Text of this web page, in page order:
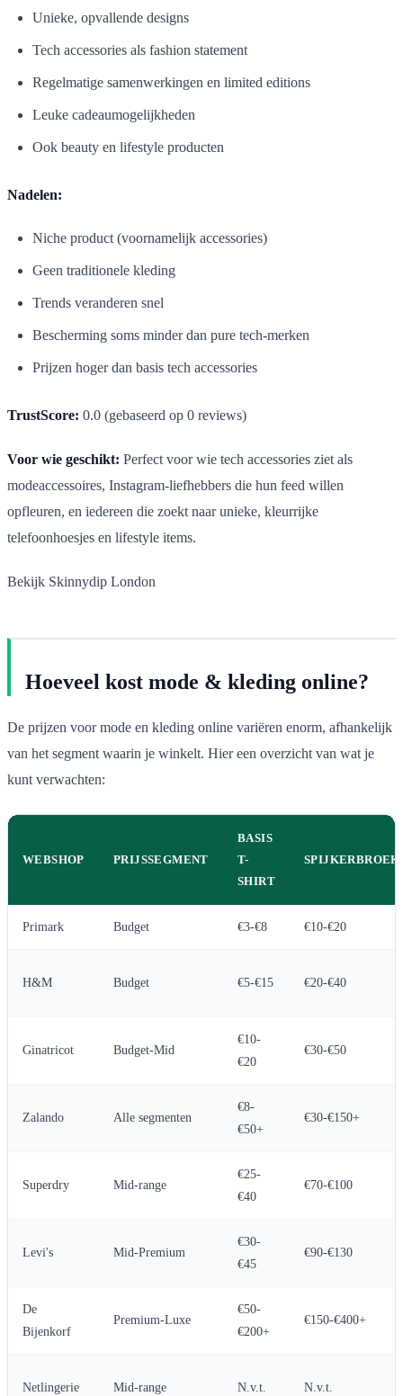
Unieke, opvallende designs
Tech accessories als fashion statement
Regelmatige samenwerkingen en limited editions
Leuke cadeaumogelijkheden
Ook beauty en lifestyle producten
Nadelen:
Niche product (voornamelijk accessories)
Geen traditionele kleding
Trends veranderen snel
Bescherming soms minder dan pure tech-merken
Prijzen hoger dan basis tech accessories
TrustScore: 0.0 (gebaseerd op 0 reviews)
Voor wie geschikt: Perfect voor wie tech accessories ziet als
modeaccessoires, Instagram-liefhebbers die hun feed willen
opfleuren, en iedereen die zoekt naar unieke, kleurrijke
telefoonhoesjes en lifestyle items.
Bekijk Skinnydip London
Hoeveel kost mode & kleding online?
De prijzen voor mode en kleding online variëren enorm, afhankelijk
van het segment waarin je winkelt. Hier een overzicht van wat je
kunt verwachten:
WEBSHOP PRIJSSEGMENT
BASIS
T-
SHIRT
SPIJKERBROEK
Primark Budget €3-€8 €10-€20
H&M Budget €5-€15 €20-€40
Ginatricot Budget-Mid
€10-
€20
€30-€50
Zalando Alle segmenten
€8-
€50+
€30-€150+
Superdry Mid-range
€25-
€40
€70-€100
Levi's Mid-Premium
€30-
€45
€90-€130
De
Bijenkorf
Premium-Luxe
€50-
€200+
€150-€400+
Netlingerie Mid-range N.v.t. N.v.t.